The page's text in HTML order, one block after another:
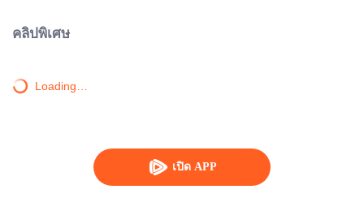
เปิด APP
คลิปพิเศษ
Loading…